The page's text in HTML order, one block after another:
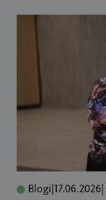
Blogi 17.06.2026